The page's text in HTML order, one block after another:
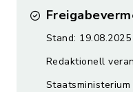
Stand: 19.08.2025
Redaktionell